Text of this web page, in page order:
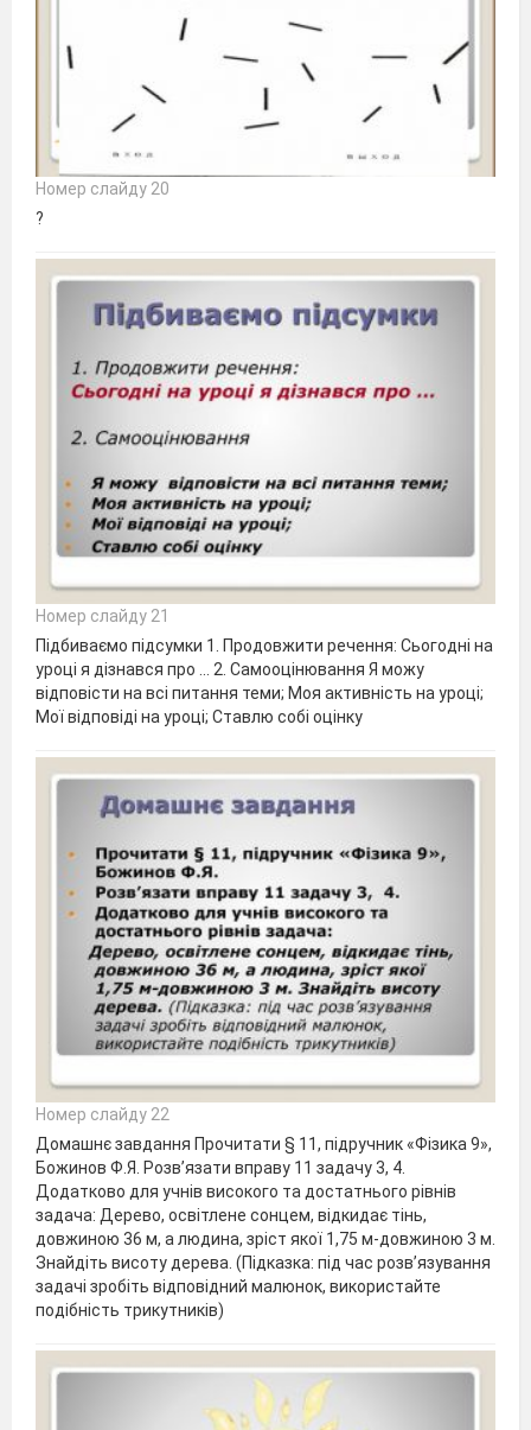
Номер слайду 20
?
Номер слайду 21
Підбиваємо підсумки 1. Продовжити речення: Сьогодні на
уроці я дізнався про ... 2. Самооцінювання Я можу
відповісти на всі питання теми; Моя активність на уроці;
Мої відповіді на уроці; Ставлю собі оцінку
Номер слайду 22
Домашнє завдання Прочитати § 11, підручник «Фізика 9»,
Божинов Ф.Я. Розв’язати вправу 11 задачу 3, 4.
Додатково для учнів високого та достатнього рівнів
задача: Дерево, освітлене сонцем, відкидає тінь,
довжиною 36 м, а людина, зріст якої 1,75 м-довжиною 3 м.
Знайдіть висоту дерева. (Підказка: під час розв’язування
задачі зробіть відповідний малюнок, використайте
подібність трикутників)